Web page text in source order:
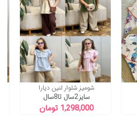
بلوز شلوار راحتی لبوبو